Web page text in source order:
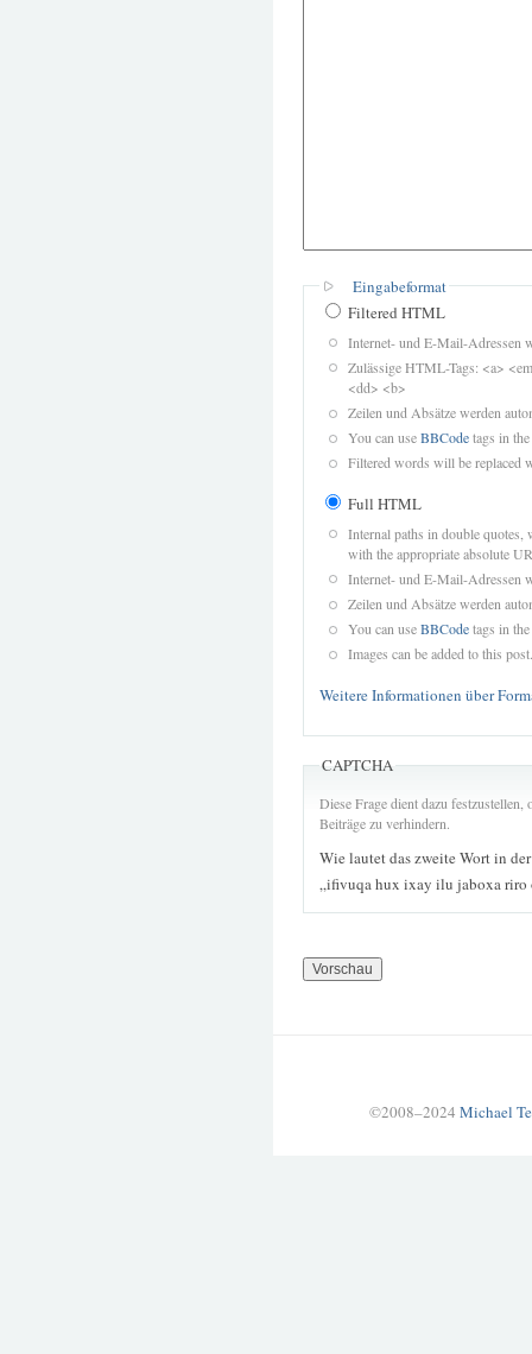
Eingabeformat
Filtered HTML
Internet- und E-Mail-Adressen
Zulässige HTML-Tags: <a>
<dd> <b>
Zeilen und Absätze werden
You can useBBCodetags in
Filtered words will be replaced
Full HTML
Internal paths in double quotes,
with the appropriate absolute
Internet- und E-Mail-Adressen
Zeilen und Absätze werden
You can useBBCodetags in
Images can be added to this post.
Weitere Informationen über
CAPTCHA
Diese Frage dient dazu
Beiträge zu verhindern.
Wie lautet das zweite Wort in
„ifivuqa hux ixay ilu jaboxa
©2008–2024 Michael